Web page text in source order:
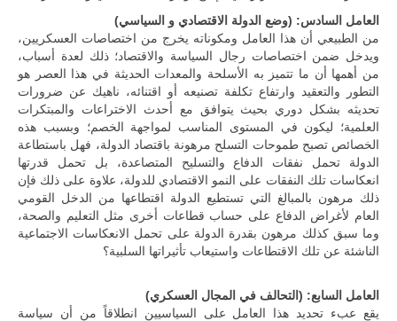
العامل السادس: (وضع الدولة الاقتصادي و السياسي)
من الطبيعي أن هذا العامل ومكوناته يخرج من اختصاصات العسكريين،
ويدخل ضمن اختصاصات رجال السياسة والاقتصاد؛ ذلك لعدة أسباب،
من أهمها أن ما تتميز به الأسلحة والمعدات الحديثة في هذا العصر هو
التطور والتعقيد وارتفاع تكلفة تصنيعه أو اقتنائه، ناهيك عن ضرورات
تحديثه بشكل دوري بحيث يتوافق مع أحدث الاختراعات والمبتكرات
العلمية؛ ليكون في المستوى المناسب لمواجهة الخصم؛ وبسبب هذه
الخصائص تصبح طموحات التسلح مرهونة باقتصاد الدولة، فهل باستطاعة
الدولة تحمل نفقات الدفاع والتسليح المتصاعدة، بل تحمل قدرتها
انعكاسات تلك النفقات على النمو الاقتصادي للدولة، علاوة على ذلك فإن
ذلك مرهون بالمبالغ التي تستطيع الدولة اقتطاعها من الدخل القومي
العام لأغراض الدفاع على حساب قطاعات أخرى مثل التعليم والصحة،
وما سبق كذلك مرهون بقدرة الدولة على تحمل الانعكاسات الاجتماعية
الناشئة عن تلك الاقتطاعات واستيعاب تأثيراتها السلبية؟
العامل السابع: (التحالف في المجال العسكري)
يقع عبء تحديد هذا العامل على السياسيين انطلاقاً من أن سياسة